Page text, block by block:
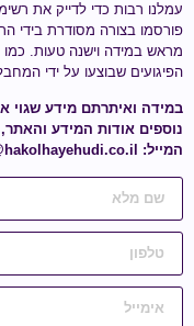
עמלנו רבות כדי לדייק את
פורסמו בצורה מסודרת בידי
מראש במידה וישנה טעות. כמו
הפיגועים שבוצעו על ידי
במידה ואיתרתם מידע שגוי
נוספים אודות המידע
המייל: